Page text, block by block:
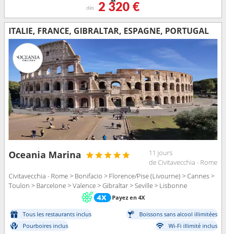
dès 2 320 €
ITALIE, FRANCE, GIBRALTAR, ESPAGNE, PORTUGAL
Oceania Marina
11 jours
de Civitavecchia - Rome
Civitavecchia - Rome > Bonifacio > Florence/Pise (Livourne) > Cannes >
Toulon > Barcelone > Valence > Gibraltar > Seville > Lisbonne
Payez en 4X
Tous les restaurants inclus
Boissons sans alcool illimitées
Pourboires inclus
Wi-Fi illimité inclus